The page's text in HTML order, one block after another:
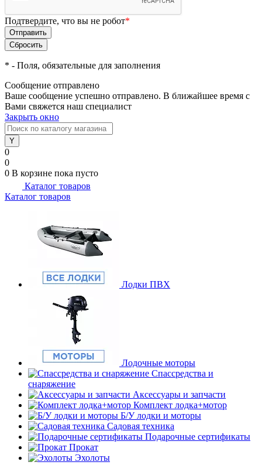
Подтвердите, что вы не робот*
* - Поля, обязательные для заполнения
Сообщение отправлено
Ваше сообщение успешно отправлено. В ближайшее время с
Вами свяжется наш специалист
Закрыть окно
0
0
0 В корзине пока пусто
Каталог товаров
Каталог товаров
Лодки ПВХ
Лодочные моторы
Спассредства и
снаряжение
Аксессуары и запчасти
Комплект лодка+мотор
Б/У лодки и моторы
Садовая техника
Подарочные сертификаты
Прокат
Эхолоты